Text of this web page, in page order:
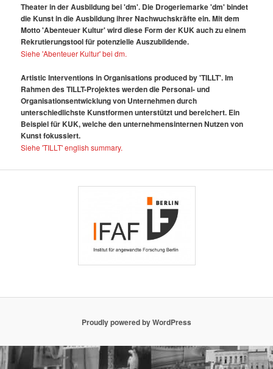
Theater in der Ausbildung bei 'dm'. Die Drogeriemarke 'dm' bindet
die Kunst in die Ausbildung ihrer Nachwuchskräfte ein. Mit dem
Motto 'Abenteuer Kultur' wird diese Form der KUK auch zu einem
Rekrutierungstool für potenzielle Auszubildende.
Siehe 'Abenteuer Kultur' bei dm.
Artistic Interventions in Organisations produced by 'TILLT'. Im
Rahmen des TILLT-Projektes werden die Personal- und
Organisationsentwicklung von Unternehmen durch
unterschiedlichste Kunstformen unterstützt und bereichert. Ein
Beispiel für KUK, welche den unternehmensinternen Nutzen von
Kunst fokussiert.
Siehe 'TILLT' english summary.
Proudly powered by WordPress